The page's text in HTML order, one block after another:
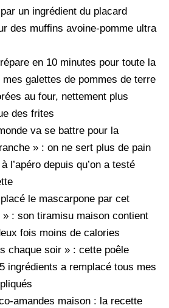
un ingrédient du placard
des muffins avoine-pomme ultra
en 10 minutes pour toute la
galettes de pommes de terre
au four, nettement plus
des frites
va se battre pour la
» : on ne sert plus de pain
l’apéro depuis qu’on a testé
le mascarpone par cet
» : son tiramisu maison contient
fois moins de calories
chaque soir » : cette poêle
ingrédients a remplacé tous mes
amandes maison : la recette